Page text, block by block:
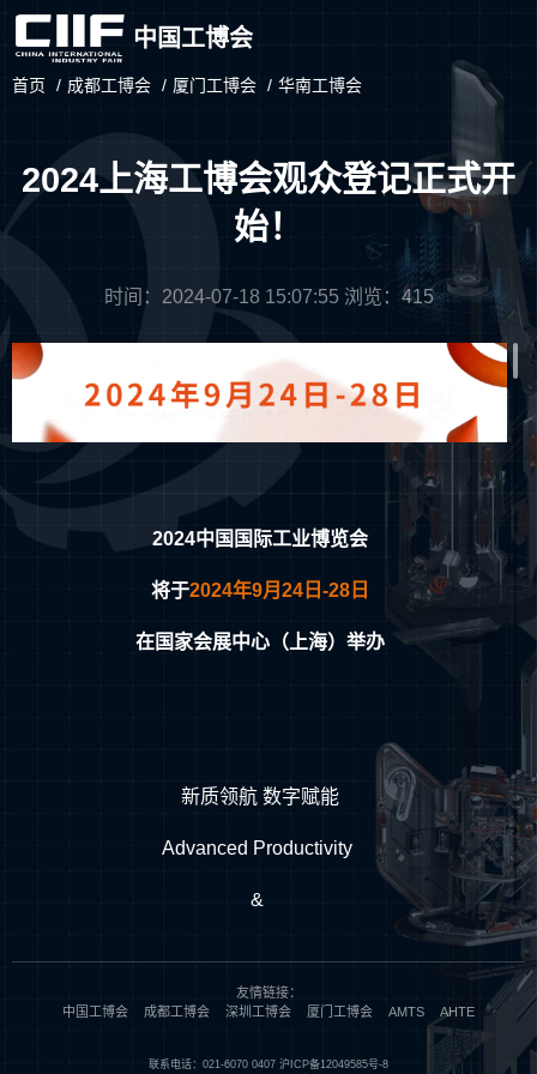
中国工博会
首页 / 成都工博会 / 厦门工博会 / 华南工博会
2024上海工博会观众登记正式开
始！
时间：2024-07-18 15:07:55 浏览：415
2024中国国际工业博览会
将于2024年9月24日-28日
在国家会展中心（上海）举办
新质领航 数字赋能
Advanced Productivity
&
中国工博会聚焦新工业新经济，强化高端产业引领功能，
友情链接：
中国工博会
成都工博会 深圳工博会 厦门工博会 AMTS AHTE
联系电话：021-6070 0407 沪ICP备12049585号-8